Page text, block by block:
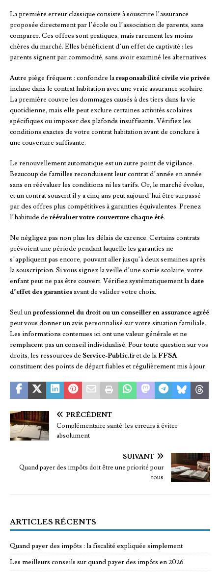
La première erreur classique consiste à souscrire l’assurance
proposée directement par l’école ou l’association de parents, sans
comparer. Ces offres sont pratiques, mais rarement les moins
chères du marché. Elles bénéficient d’un effet de captivité : les
parents signent par commodité, sans avoir examiné les alternatives.
Autre piège fréquent : confondre laresponsabilité civile vie privée
incluse dans le contrat habitation avec une vraie assurance scolaire.
La première couvre les dommages causés à des tiers dans la vie
quotidienne, mais elle peut exclure certaines activités scolaires
spécifiques ou imposer des plafonds insuffisants. Vérifiez les
conditions exactes de votre contrat habitation avant de conclure à
une couverture suffisante.
Le renouvellement automatique est un autre point de vigilance.
Beaucoup de familles reconduisent leur contrat d’année en année
sans en réévaluer les conditions ni les tarifs. Or, le marché évolue,
et un contrat souscrit il y a cinq ans peut aujourd’hui être surpassé
par des offres plus compétitives à garanties équivalentes. Prenez
l’habitude de réévaluer votre couverture chaque été.
Ne négligez pas non plus les délais de carence. Certains contrats
prévoient une période pendant laquelle les garanties ne
s’appliquent pas encore, pouvant aller jusqu’à deux semaines après
la souscription. Si vous signez la veille d’une sortie scolaire, votre
enfant peut ne pas être couvert. Vérifiez systématiquement la date
d’effet des garantiesavant de valider votre choix.
Seul unprofessionnel du droit ou un conseiller en assurance agréé
peut vous donner un avis personnalisé sur votre situation familiale.
Les informations contenues ici ont une valeur générale et ne
remplacent pas un conseil individualisé. Pour toute question sur vos
droits, les ressources de Service-Public.fret de la FFSA
constituent des points de départ fiables et régulièrement mis à jour.
PRÉCÉDENT
Complémentaire santé: les erreurs à éviter
absolument
SUIVANT
Quand payer des impôts doit être une priorité pour
tous
ARTICLES RÉCENTS
Quand payer des impôts : la fiscalité expliquée simplement
Les meilleurs conseils sur quand payer des impôts en 2026